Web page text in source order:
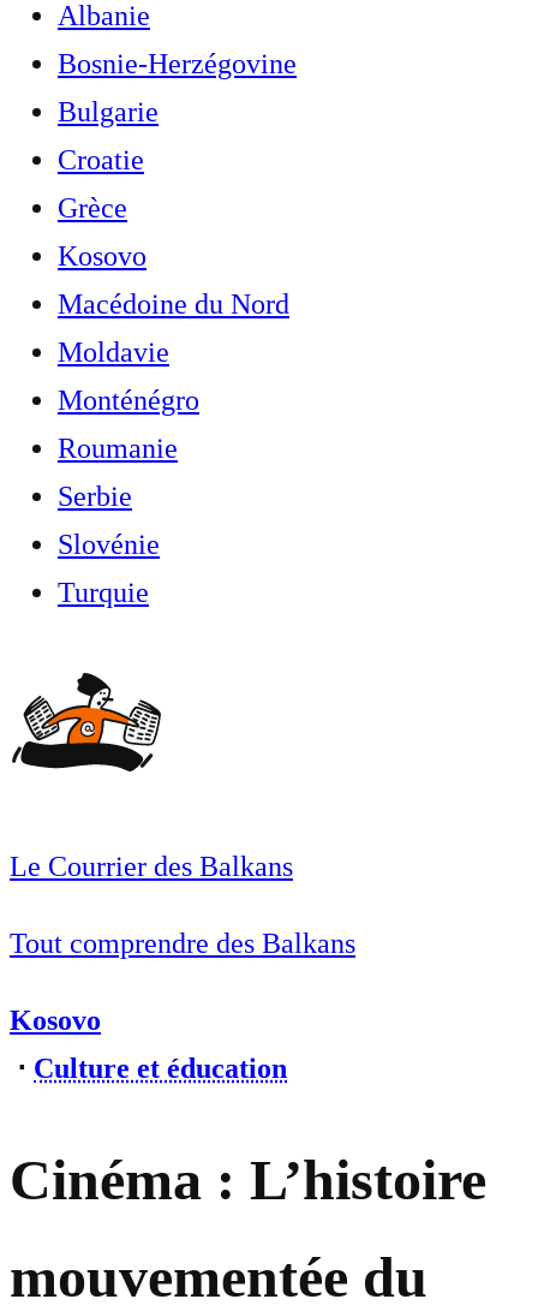
Albanie
Bosnie-Herzégovine
Bulgarie
Croatie
Grèce
Kosovo
Macédoine du Nord
Moldavie
Monténégro
Roumanie
Serbie
Slovénie
Turquie
Le Courrier des Balkans
Tout comprendre des Balkans
Kosovo
⋅ Culture et éducation
Cinéma : L’histoire
mouvementée du